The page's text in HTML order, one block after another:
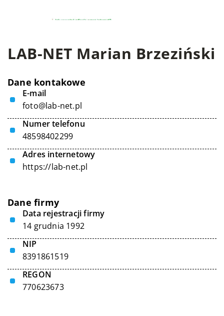
LAB-NET Marian Brzeziński
Dane kontakowe
E-mail
foto@lab-net.pl
Numer telefonu
48598402299
Adres internetowy
https://lab-net.pl
Dane firmy
Data rejestracji firmy
14 grudnia 1992
NIP
8391861519
REGON
770623673